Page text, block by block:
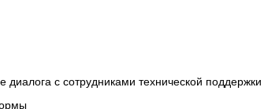
с сотрудниками технической поддержки